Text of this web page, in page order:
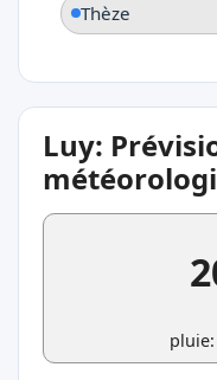
Thèze
Luy: